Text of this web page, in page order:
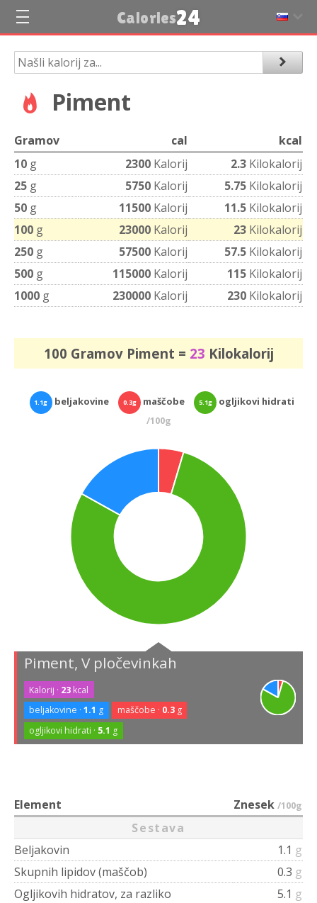
Calories24
Piment
Gramov cal
kcal
10 g 2300 Kalorij 2.3 Kilokalorij
25 g 5750 Kalorij 5.75 Kilokalorij
50 g 11500 Kalorij 11.5 Kilokalorij
100 g 23000 Kalorij 23 Kilokalorij
250 g 57500 Kalorij 57.5 Kilokalorij
500 g 115000 Kalorij 115 Kilokalorij
1000 g 230000 Kalorij 230 Kilokalorij
100 Gramov Piment = 23 Kilokalorij
1.1g beljakovine 0.3g maščobe 5.1g
ogljikovi hidrati
/100g
Piment, V pločevinkah
Kalorij · 23 kcal
beljakovine ·1.1 g maščobe · 0.3g
ogljikovi hidrati · 5.1 g
Element Znesek /100g
Sestava
Beljakovin
1.1 g
Skupnih lipidov (maščob)
0.3 g
Ogljikovih hidratov, za razliko
5.1 g